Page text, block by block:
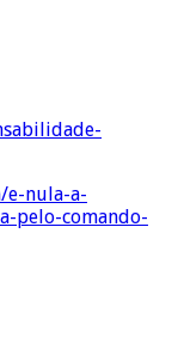
nula-a-
pelo-comando-